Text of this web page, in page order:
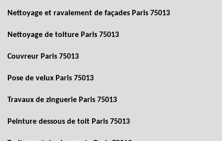
Nettoyage et ravalement de façades Paris 75013
Nettoyage de toiture Paris 75013
Couvreur Paris 75013
Pose de velux Paris 75013
Travaux de zinguerie Paris 75013
Peinture dessous de toit Paris 75013